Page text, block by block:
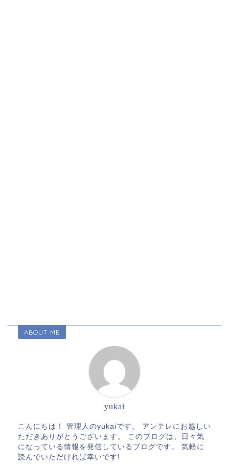
ABOUT ME
yukai
こんにちは！ 管理人のyukaiです。 アンテレにお越しい
ただきありがとうございます。 このブログは、日々気
になっている情報を発信しているブログです。 気軽に
読んでいただければ幸いです!